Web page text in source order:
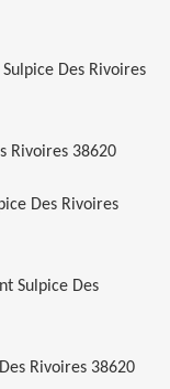
Des Rivoires
Rivoires 38620
Des Rivoires
Sulpice Des
Rivoires 38620